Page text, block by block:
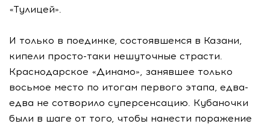
«Тулицей».
И только в поединке, состоявшемся в Казани,
кипели просто-таки нешуточные страсти.
Краснодарское «Динамо», занявшее только
восьмое место по итогам первого этапа, едва-
едва не сотворило суперсенсацию. Кубаночки
были в шаге от того, чтобы нанести поражение